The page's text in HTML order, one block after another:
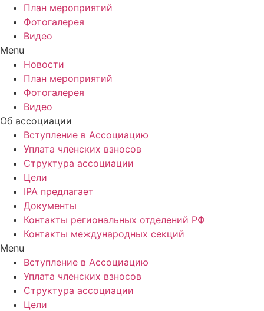
План мероприятий
Фотогалерея
Видео
Menu
Новости
План мероприятий
Фотогалерея
Видео
Об ассоциации
Вступление в Ассоциацию
Уплата членских взносов
Структура ассоциации
Цели
IPA предлагает
Документы
Контакты региональных отделений РФ
Контакты международных секций
Menu
Вступление в Ассоциацию
Уплата членских взносов
Структура ассоциации
Цели